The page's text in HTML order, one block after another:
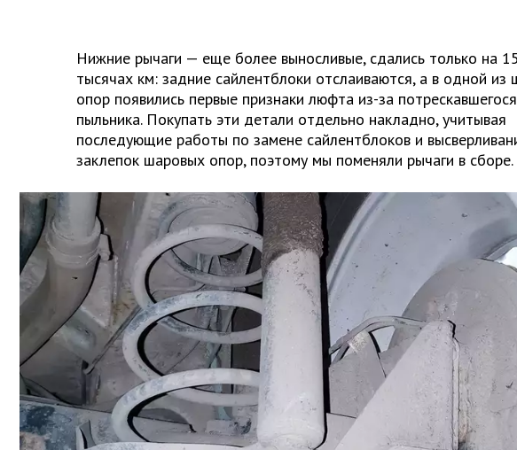
Нижние рычаги — еще более выносливые, сдались только на
тысячах км: задние сайлентблоки отслаиваются, а в одной из
опор появились первые признаки люфта из-за потрескавшегося
пыльника. Покупать эти детали отдельно накладно, учитывая
последующие работы по замене сайлентблоков и
заклепок шаровых опор, поэтому мы поменяли рычаги в сборе.